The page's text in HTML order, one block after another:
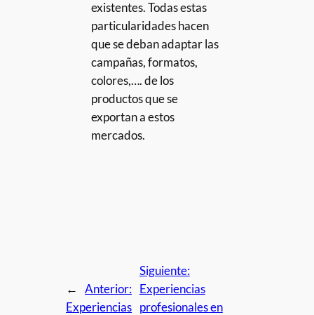
existentes. Todas estas
particularidades hacen
que se deban adaptar las
campañas, formatos,
colores,…. de los
productos que se
exportan a estos
mercados.
←
Anterior:
Experiencias
Siguiente:
Experiencias
profesionales en